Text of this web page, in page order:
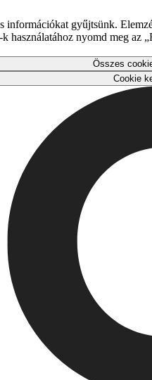
gyűjtsünk.
használatához nyomd meg az
Összes
Cookie